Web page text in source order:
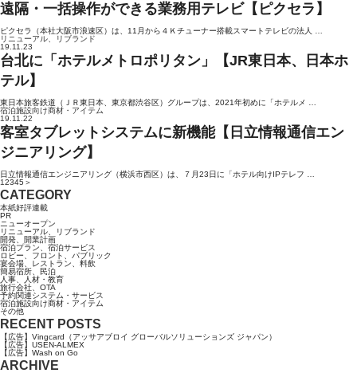
遠隔・一括操作ができる業務用テレビ【ピクセラ】
ピクセラ（本社大阪市浪速区）は、11月から４Ｋチューナー搭載スマートテレビの法人 …
リニューアル、リブランド
19.11.23
台北に「ホテルメトロポリタン」【JR東日本、日本ホ
テル】
東日本旅客鉄道（ＪＲ東日本、東京都渋谷区）グループは、2021年初めに「ホテルメ …
宿泊施設向け商材・アイテム
19.11.22
客室タブレットシステムに新機能【日立情報通信エン
ジニアリング】
日立情報通信エンジニアリング（横浜市西区）は、７月23日に「ホテル向けIPテレフ …
12345 ＞
CATEGORY
本紙好評連載
PR
ニューオープン
リニューアル、リブランド
開発、開業計画
宿泊プラン、宿泊サービス
ロビー、フロント、パブリック
宴会場、レストラン、料飲
簡易宿所、民泊
人事、人材・教育
旅行会社、OTA
予約関連システム・サービス
宿泊施設向け商材・アイテム
その他
RECENT POSTS
【広告】Vingcard（アッサアブロイ グローバルソリューションズ ジャパン）
【広告】USEN-ALMEX
【広告】Wash on Go
ARCHIVE